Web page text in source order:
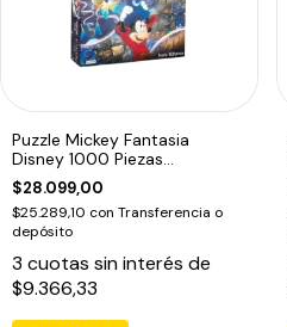
Puzzle Mickey Fantasia
Disney 1000 Piezas
Rompecabezas
$28.099,00
$25.289,10 con Transferencia o
depósito
3 cuotas sin interés de
$9.366,33